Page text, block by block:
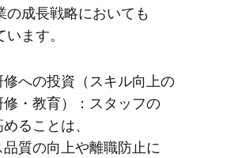
の​成長戦略に​おいても​
ます。
修への​投資​（スキル向上の​
修・教育）​：スタッフの​
る​ことは、​
質の​向上や​離職防止に​